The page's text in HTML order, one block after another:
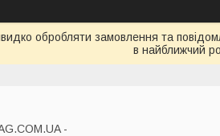
обробляти замовлення та
в найближчий
-